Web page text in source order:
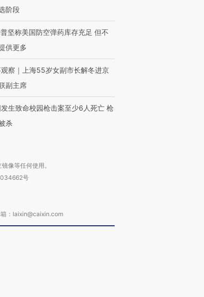
阶段
坚称美国防空弹药库存充足 但不
供更多
观察｜上海55岁女副市长解冬进京
副主席
生致命校园枪击案至少6人死亡 枪
杀
像等任何使用。
号
：laixin@caixin.com